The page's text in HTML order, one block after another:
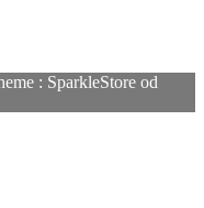
: SparkleStore od